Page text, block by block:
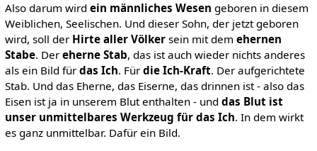
Also darum wird ein männliches Wesen geboren in diesem
Weiblichen, Seelischen. Und dieser Sohn, der jetzt geboren
wird, soll der Hirte aller Völkersein mit dem ehernen
Stabe. Der eherne Stab, das ist auch wieder nichts anderes
als ein Bild für das Ich. Für die Ich-Kraft. Der aufgerichtete
Stab. Und das Eherne, das Eiserne, das drinnen ist - also das
Eisen ist ja in unserem Blut enthalten - und das Blut ist
unser unmittelbares Werkzeug für das Ich. In dem wirkt
es ganz unmittelbar. Dafür ein Bild.